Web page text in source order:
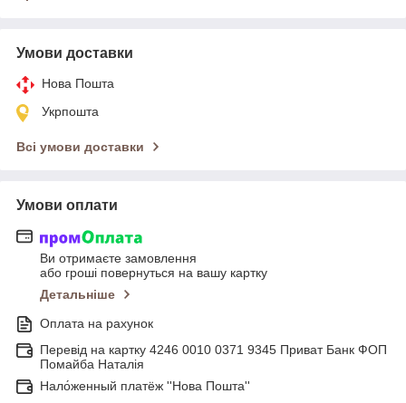
Умови доставки
Нова Пошта
Укрпошта
Всі умови доставки
Умови оплати
Ви отримаєте замовлення
або гроші повернуться на вашу картку
Детальніше
Оплата на рахунок
Перевід на картку 4246 0010 0371 9345 Приват Банк ФОП
Помайба Наталія
Нало́женный платёж ''Нова Пошта''